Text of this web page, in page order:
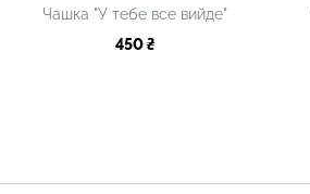
Чашка "У тебе все вийде"
450 ₴